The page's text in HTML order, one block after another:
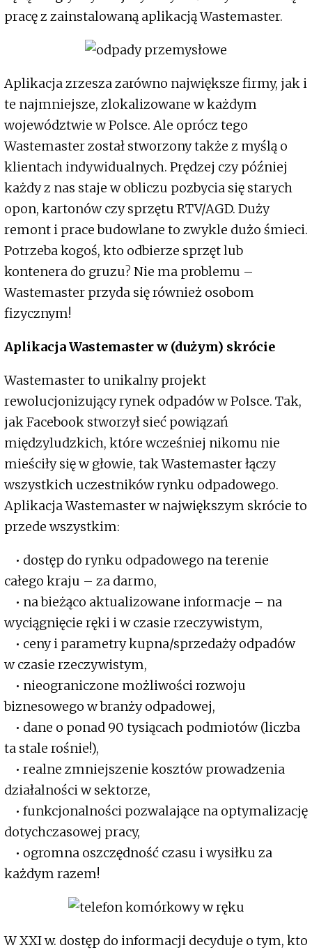
pracę z zainstalowaną aplikacją Wastemaster.
Aplikacja zrzesza zarówno największe firmy, jak i
te najmniejsze, zlokalizowane w każdym
województwie w Polsce. Ale oprócz tego
Wastemaster został stworzony także z myślą o
klientach indywidualnych. Prędzej czy później
każdy z nas staje w obliczu pozbycia się starych
opon, kartonów czy sprzętu RTV/AGD. Duży
remont i prace budowlane to zwykle dużo śmieci.
Potrzeba kogoś, kto odbierze sprzęt lub
kontenera do gruzu? Nie ma problemu –
Wastemaster przyda się również osobom
fizycznym!
Aplikacja Wastemaster w (dużym) skrócie
Wastemaster to unikalny projekt
rewolucjonizujący rynek odpadów w Polsce. Tak,
jak Facebook stworzył sieć powiązań
międzyludzkich, które wcześniej nikomu nie
mieściły się w głowie, tak Wastemaster łączy
wszystkich uczestników rynku odpadowego.
Aplikacja Wastemaster w największym skrócie to
przede wszystkim:
• dostęp do rynku odpadowego na terenie
całego kraju – za darmo,
• na bieżąco aktualizowane informacje – na
wyciągnięcie ręki i w czasie rzeczywistym,
• ceny i parametry kupna/sprzedaży odpadów
w czasie rzeczywistym,
• nieograniczone możliwości rozwoju
biznesowego w branży odpadowej,
• dane o ponad 90 tysiącach podmiotów (liczba
ta stale rośnie!),
• realne zmniejszenie kosztów prowadzenia
działalności w sektorze,
• funkcjonalności pozwalające na optymalizację
dotychczasowej pracy,
• ogromna oszczędność czasu i wysiłku za
każdym razem!
W XXI w. dostęp do informacji decyduje o tym, kto